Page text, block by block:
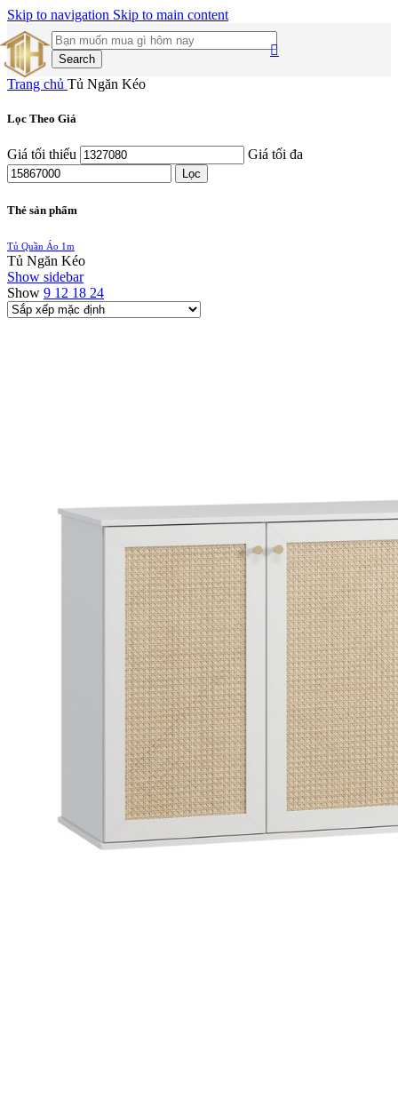
Skip to navigation Skip to main content
Search
Trang chủ Tủ Ngăn Kéo
Lọc Theo Giá
Giá tối thiểu Giá tối đa
Lọc
Thẻ sản phẩm
Tủ Quần Áo 1m
Tủ Ngăn Kéo
Show sidebar
Show 9 12 18 24